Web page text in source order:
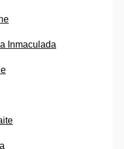
Inmaculada